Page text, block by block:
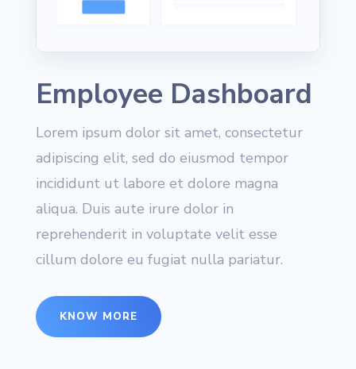
Employee Dashboard
Lorem ipsum dolor sit amet, consectetur
adipiscing elit, sed do eiusmod tempor
incididunt ut labore et dolore magna
aliqua. Duis aute irure dolor in
reprehenderit in voluptate velit esse
cillum dolore eu fugiat nulla pariatur.
KNOW MORE